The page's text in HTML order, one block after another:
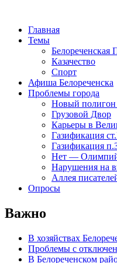
Главная
Темы
Белореченская
Казачество
Спорт
Афиша Белореченска
Проблемы города
Новый полигон
Грузовой Двор
Карьеры в
Газификация
Газификация
Нет —
Нарушения на
Аллея
Опросы
Важно
В хозяйствах
Проблемы с
В Белореченском